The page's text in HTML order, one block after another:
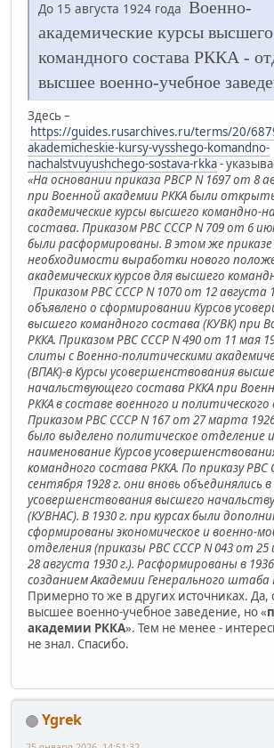
До 15 августа 1924 года Военно-
академические курсы высшего
командного состава РККА -
высшее военно-учебное
Здесь –
https://guides.rusarchives.ru/terms/20/
akademicheskie-kursy-vysshego-komandno-
nachalstvuyushchego-sostava-rkka-
«На основании приказа РВСР N 1697 от 8
при Военной академии РККА были
академические курсы высшего командно-
состава. Приказом РВС СССР N 709 от 6
были расформированы. В этом же приказе
необходимости выработки нового
академических курсов для высшего
Приказом РВС СССР N 1070 от 12 августа
объявлено о сформировании Курсов
высшего командного состава (КУВК) при
РККА. Приказом РВС СССР N 490 от 11 мая
слиты с Военно-политическими
(ВПАК)-в Курсы усовершенствования
начальствующего состава РККА при
РККА в составе военного и
Приказом РВС СССР N 167 от 27 марта
было выделено политическое отделение
наименование Курсов
командного состава РККА. По приказу РВС
сентября 1928 г. они вновь объединялись
усовершенствования высшего
(КУВНАС). В 1930 г. при курсах были
сформированы экономическое и военно-
отделения (приказы РВС СССР N 043 от 25
28 августа 1930 г.). Расформированы в 1936
созданием Академии Генерального штаба
Примерно то же в других источниках. Да,
высшее военно-учебное заведение, но «
академии РККА». Тем не менее -
не знал. Спасибо.
Ygrek